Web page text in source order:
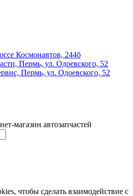
Космонавтов, 244б
Пермь, ул. Одоевского, 52
Пермь, ул. Одоевского, 52
магазин автозапчастей
чтобы сделать взаимодействие с